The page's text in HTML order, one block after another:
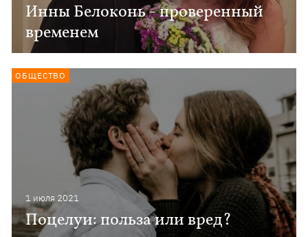
Инны Белоконь - проверенный
временем
1 июля 2021
Поцелуи: польза или вред?
ОБЩЕСТВО